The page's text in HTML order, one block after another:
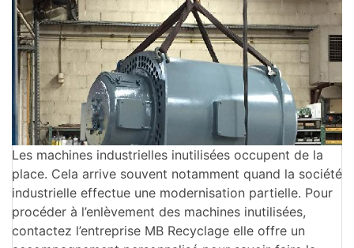
Les machines industrielles inutilisées occupent de la
place. Cela arrive souvent notamment quand la société
industrielle effectue une modernisation partielle. Pour
procéder à l’enlèvement des machines inutilisées,
contactez l’entreprise MB Recyclage elle offre un